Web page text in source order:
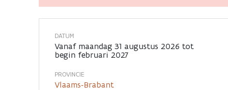
Waversesteenweg
DATUM
Vanaf maandag 31 augustus 2026 tot
begin februari 2027
PROVINCIE
Vlaams-Brabant